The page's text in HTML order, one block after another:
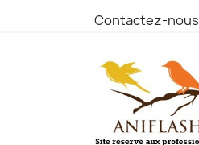
Contactez-nous